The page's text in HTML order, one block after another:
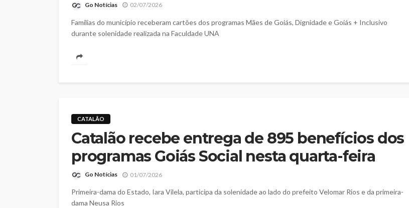
Go Notícias 02/07/2026
Famílias do município receberam cartões dos programas Mães de Goiás, Dignidade e Goiás + Inclusivo
durante solenidade realizada na Faculdade UNA
CATALÃO
Catalão recebe entrega de 895 benefícios dos
programas Goiás Social nesta quarta-feira
Go Notícias 01/07/2026
Primeira-dama do Estado, Iara Vilela, participa da solenidade ao lado do prefeito Velomar Rios e da primeira-
dama Neusa Rios